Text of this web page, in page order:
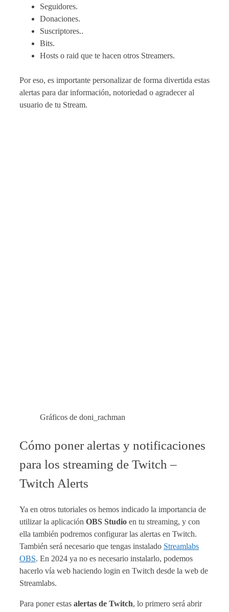
Seguidores.
Donaciones.
Suscriptores..
Bits.
Hosts o raid que te hacen otros Streamers.
Por eso, es importante personalizar de forma divertida estas
alertas para dar información, notoriedad o agradecer al
usuario de tu Stream.
Gráficos de doni_rachman
Cómo poner alertas y notificaciones
para los streaming de Twitch –
Twitch Alerts
Ya en otros tutoriales os hemos indicado la importancia de
utilizar la aplicación OBS Studio en tu streaming, y con
ella también podremos configurar las alertas en Twitch.
También será necesario que tengas instalado Streamlabs
OBS. En 2024 ya no es necesario instalarlo, podemos
hacerlo vía web haciendo login en Twitch desde la web de
Streamlabs.
Para poner estas alertas de Twitch, lo primero será abrir